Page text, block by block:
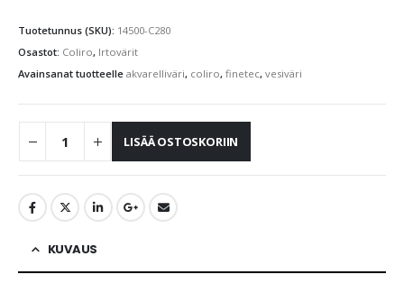
Tuotetunnus (SKU): 14500-C280
Osastot: Coliro, Irtovärit
Avainsanat tuotteelle akvarelliväri, coliro, finetec, vesiväri
LISÄÄ OSTOSKORIIN
KUVAUS